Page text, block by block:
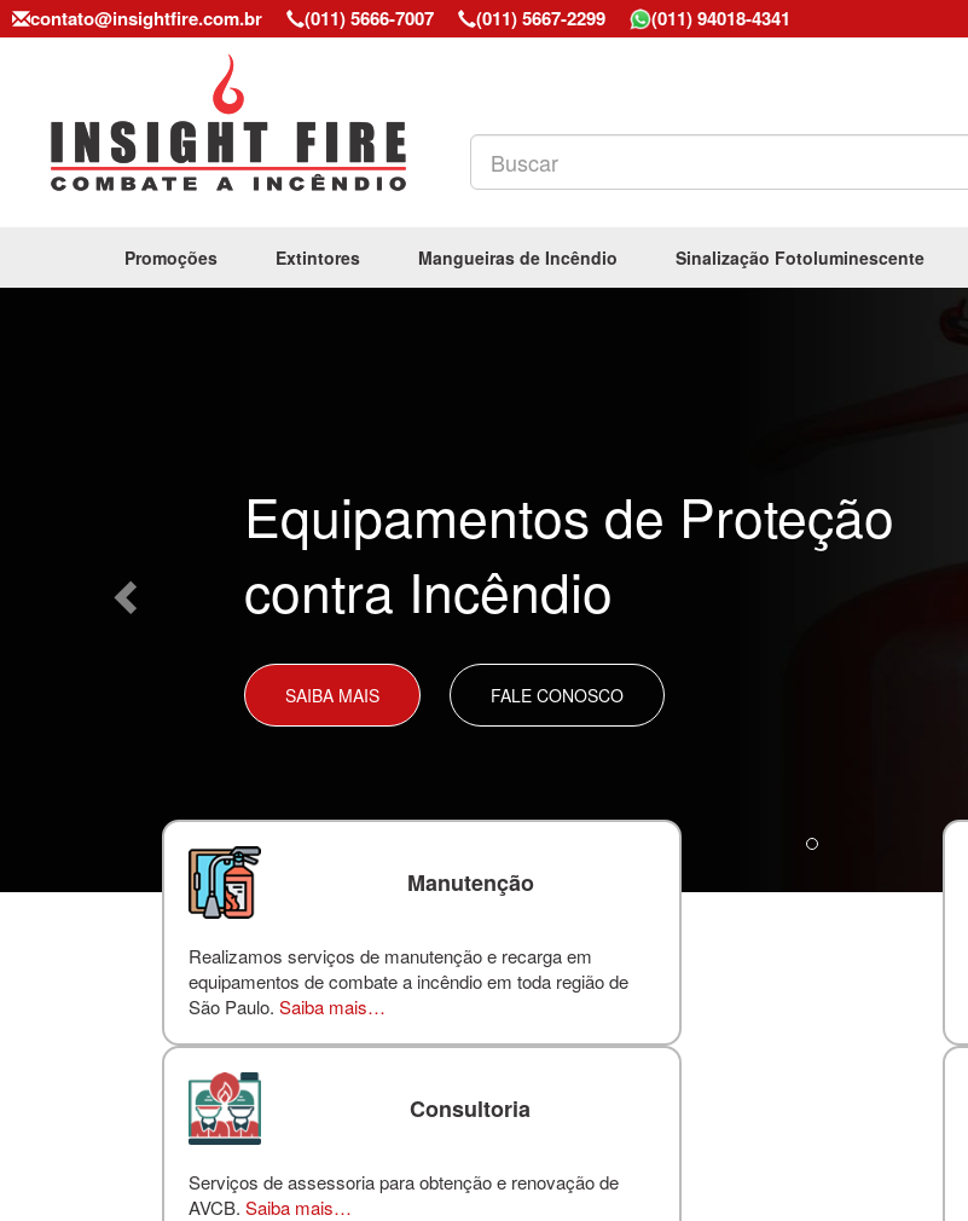
contato@insightfire.com.br (011) 5666-7007 (011) 5667-2299 (011) 94018-4341
Promoções Extintores Mangueiras de Incêndio Sinalização Fotoluminescente
Equipamentos de Proteção
contra Incêndio
SAIBA MAIS FALE CONOSCO
Manutenção
Realizamos serviços de manutenção e recarga em
equipamentos de combate a incêndio em toda região de
São Paulo.Saiba mais…
Consultoria
Serviços de assessoria para obtenção e renovação de
AVCB.Saiba mais…